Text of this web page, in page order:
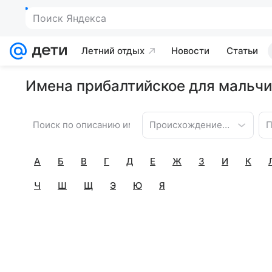
Поиск Яндекса
Летний отдых Новости Статьи
Имена прибалтийское для
Происхождение имени
А Б В Г Д Е Ж З И К
Ч Ш Щ Э Ю Я